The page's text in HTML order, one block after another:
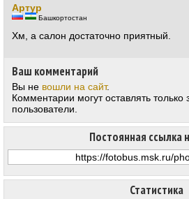
Статистика
Постоянная ссылка
Aртур
Башкортостан
Хм, а салон достаточно приятный.
Ваш комментарий
Вы не вошли на сайт.
Комментарии могут оставлять только
пользователи.